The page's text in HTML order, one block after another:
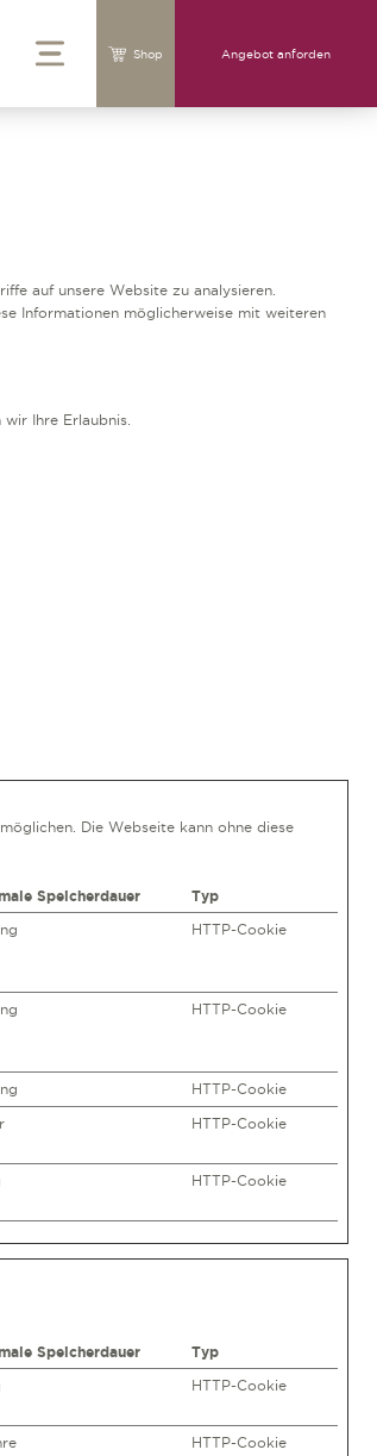
Shop Angebot anforden
auf unsere Website zu analysieren.
Informationen möglicherweise mit weiteren
Ihre Erlaubnis.
Die Webseite kann ohne diese
Speicherdauer Typ
HTTP-Cookie
HTTP-Cookie
HTTP-Cookie
HTTP-Cookie
HTTP-Cookie
Speicherdauer Typ
HTTP-Cookie
HTTP-Cookie